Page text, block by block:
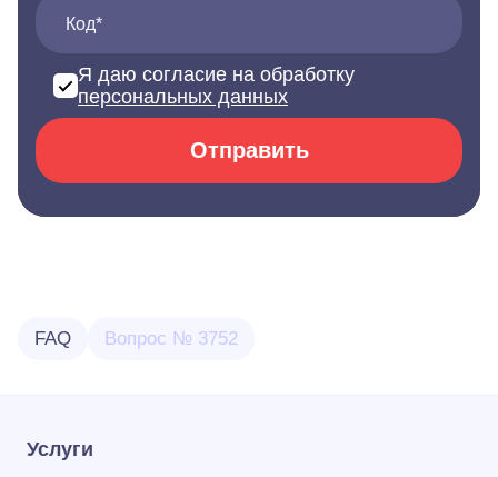
Код*
Я даю согласие на обработку
персональных данных
Отправить
FAQ Вопрос № 3752
Услуги